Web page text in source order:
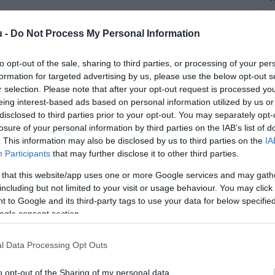
- Do Not Process My Personal Information
opt-out of the sale, sharing to third parties, or processing of your
for targeted advertising by us, please use the below opt-out
selection. Please note that after your opt-out request is processed
interest-based ads based on personal information utilized by us
to third parties prior to your opt-out. You may separately
of your personal information by third parties on the IAB’s list of
This information may also be disclosed by us to third parties on the
Participants that may further disclose it to other third parties.
that this website/app uses one or more Google services and may
but not limited to your visit or usage behaviour. You may
to Google and its third-party tags to use your data for below
consent section.
Data Processing Opt Outs
opt-out of the Sharing of my personal data.
hogy 750-ről 1150 milliárd
keretösszegét. A testület a
is módosította.
forrásként a Google Keresőben!